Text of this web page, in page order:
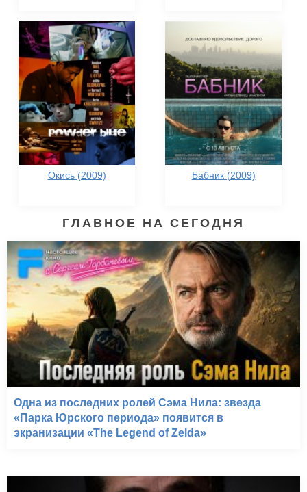
Окись (2009) Бабник (2009)
ГЛАВНОЕ НА СЕГОДНЯ
Одна из последних ролей Сэма Нила: звезда
«Парка Юрского периода» появится в
экранизации «The Legend of Zelda»